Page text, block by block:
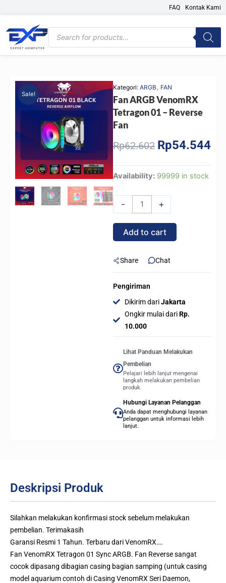
content
FAQ Kontak Kami
Products
search
Sale!
Kategori: ARGB, FAN
Fan ARGB VenomRX
Tetragon 01 – Reverse
Fan
Rp62.602 Original
Rp62.602.
Rp54.544
Availability: 99999 in stock
-
Fan
ARGB
VenomRX
Tetragon
01
Fan
+
Add to cart
Share Chat
Pengiriman
Dikirim dariJakarta
Ongkir mulai dariRp.
10.000
Lihat Panduan Melakukan
Pembelian
Pelajari lebih lanjut mengenai
langkah melakukan pembelian
produk.
Hubungi Layanan Pelanggan
Anda dapat menghubungi layanan
pelanggan untuk informasi lebih
lanjut.
Deskripsi Produk
Silahkan melakukan konfirmasi stock sebelum melakukan
pembelian. Terimakasih
Garansi Resmi 1 Tahun. Terbaru dari VenomRX….
Fan VenomRX Tetragon 01 Sync ARGB. Fan Reverse sangat
cocok dipasang dibagian casing bagian samping (untuk casing
model aquarium contoh di Casing VenomRX Seri Daemon,